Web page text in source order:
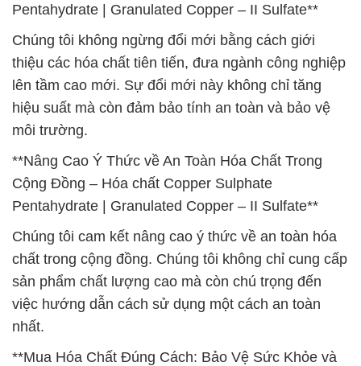
Pentahydrate | Granulated Copper – II Sulfate**
Chúng tôi không ngừng đổi mới bằng cách giới
thiệu các hóa chất tiên tiến, đưa ngành công nghiệp
lên tầm cao mới. Sự đổi mới này không chỉ tăng
hiệu suất mà còn đảm bảo tính an toàn và bảo vệ
môi trường.
**Nâng Cao Ý Thức về An Toàn Hóa Chất Trong
Cộng Đồng – Hóa chất Copper Sulphate
Pentahydrate | Granulated Copper – II Sulfate**
Chúng tôi cam kết nâng cao ý thức về an toàn hóa
chất trong cộng đồng. Chúng tôi không chỉ cung cấp
sản phẩm chất lượng cao mà còn chú trọng đến
việc hướng dẫn cách sử dụng một cách an toàn
nhất.
**Mua Hóa Chất Đúng Cách: Bảo Vệ Sức Khỏe và